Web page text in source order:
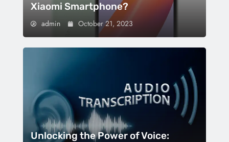
Xiaomi Smartphone?
admin October 21, 2023
Unlocking the Power of Voice: